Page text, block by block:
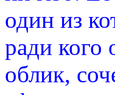
один из
ради кого
облик,